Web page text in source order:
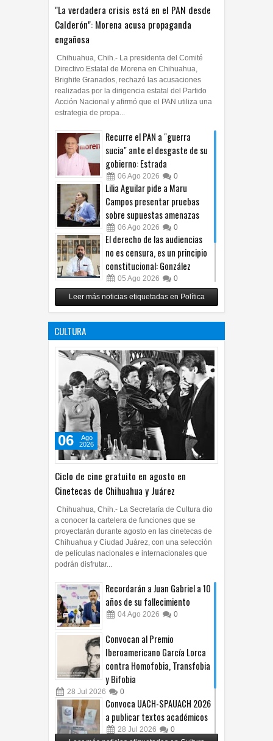
"La verdadera crisis está en el PAN desde
Calderón": Morena acusa propaganda
engañosa
Chihuahua, Chih.- La presidenta del Comité
Directivo Estatal de Morena en Chihuahua,
Brighite Granados, rechazó las acusaciones
realizadas por la dirigencia estatal del Partido
Acción Nacional y afirmó que el PAN utiliza una
estrategia de propa...
Recurre el PAN a "guerra
sucia" ante el desgaste de su
gobierno: Estrada
06 Ago 2026 0
Lilia Aguilar pide a Maru
Campos presentar pruebas
sobre supuestas amenazas
06 Ago 2026 0
El derecho de las audiencias
no es censura, es un principio
constitucional: González
05 Ago 2026 0
Relanza Villalobos programa
de afiliación del PRI en
Leer más noticias etiquetadas en Política
CULTURA
Ciclo de cine gratuito en agosto en
Cinetecas de Chihuahua y Juárez
06
Ago
2026
Chihuahua, Chih.- La Secretaría de Cultura dio
a conocer la cartelera de funciones que se
proyectarán durante agosto en las cinetecas de
Chihuahua y Ciudad Juárez, con una selección
de películas nacionales e internacionales que
podrán disfrutar...
Recordarán a Juan Gabriel a 10
años de su fallecimiento
04Ago 2026 0
Convocan al Premio
Iberoamericano García Lorca
contra Homofobia, Transfobia
y Bifobia
28 Jul 2026 0
Convoca UACH-SPAUACH 2026
a publicar textos académicos
28 Jul 2026 0